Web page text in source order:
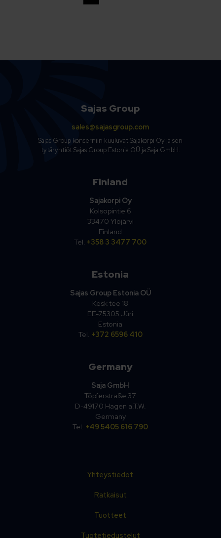
Sajas Group
sales@sajasgroup.com
Sajas Group konserniin kuuluvat Sajakorpi Oy ja sen
tytäryhtiöt Sajas Group Estonia OÜ ja Saja GmbH.
Finland
Sajakorpi Oy
Kolsopintie 6
33470 Ylöjärvi
Finland
Tel. +358 3 3477 700
Estonia
Sajas Group Estonia OÜ
Kesk tee 18
EE-75305 Jüri
Estonia
Tel. +372 6596 410
Germany
Saja GmbH
Töpferstraße 37
D-49170 Hagen a.T.W.
Germany
Tel. +49 5405 616 790
Yhteystiedot
Ratkaisut
Tuotteet
Tuotetiedustelut